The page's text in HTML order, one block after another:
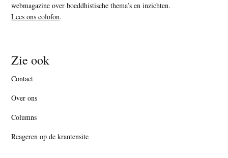
webmagazine over boeddhistische thema’s en inzichten.
Lees ons colofon.
Zie ook
Contact
Over ons
Columns
Reageren op de krantensite